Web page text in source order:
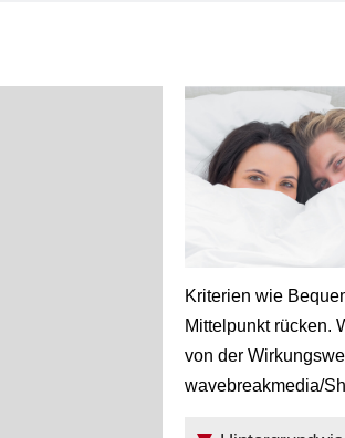
Kriterien wie
Mittelpunkt rücken.
von der
wavebreakmedia/